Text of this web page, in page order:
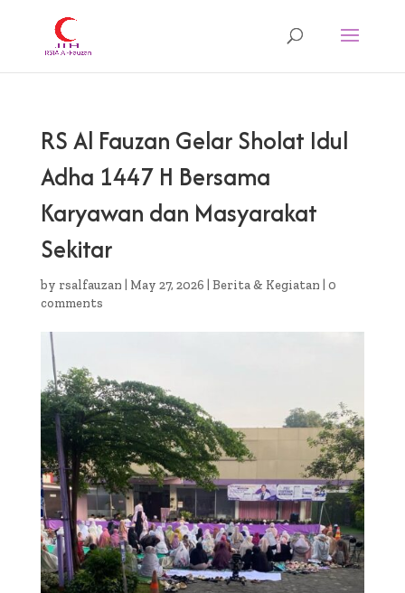
RS Al Fauzan Gelar Sholat Idul
Adha 1447 H Bersama
Karyawan dan Masyarakat
Sekitar
by rsalfauzan May 27, 2026 Berita & Kegiatan 0
comments